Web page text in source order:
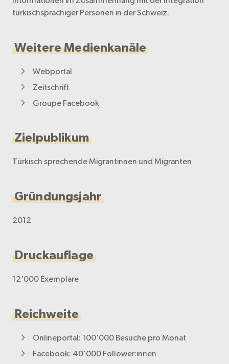
türkischsprachiger Personen in der Schweiz.
Weitere Medienkanäle
Webportal
Zeitschrift
Groupe Facebook
Zielpublikum
Türkisch sprechende Migrantinnen und Migranten
Gründungsjahr
2012
Druckauflage
12'000 Exemplare
Reichweite
Onlineportal: 100'000 Besuche pro Monat
Facebook: 40'000 Follower:innen